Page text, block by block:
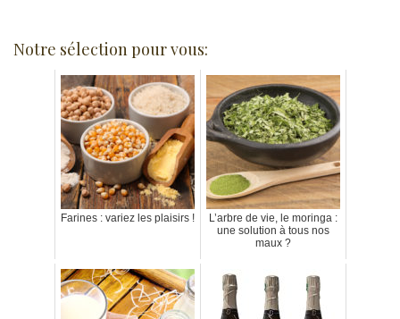
Notre sélection pour vous:
Farines : variez les plaisirs !
L’arbre de vie, le moringa :
une solution à tous nos
maux ?